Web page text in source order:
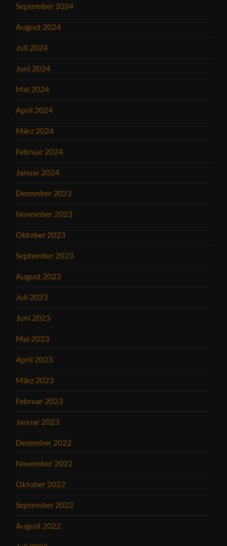
September 2024
August 2024
Juli 2024
Juni 2024
Mai 2024
April 2024
März 2024
Februar 2024
Januar 2024
Dezember 2023
November 2023
Oktober 2023
September 2023
August 2023
Juli 2023
Juni 2023
Mai 2023
April 2023
März 2023
Februar 2023
Januar 2023
Dezember 2022
November 2022
Oktober 2022
September 2022
August 2022